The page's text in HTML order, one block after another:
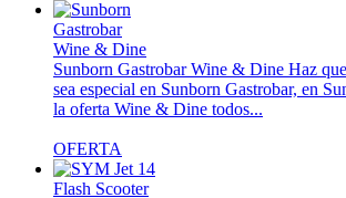
Sunborn Gastrobar Wine & Dine Haz
sea especial en Sunborn Gastrobar, en
la oferta Wine & Dine todos...
OFERTA